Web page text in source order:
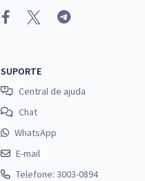
SUPORTE
Central de ajuda
Chat
WhatsApp
E-mail
Telefone: 3003-0894